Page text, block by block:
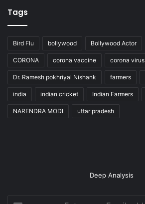
Tags
Bird Flu bollywood Bollywood Actor
CORONA corona vaccine corona virus
Dr. Ramesh pokhriyal Nishank farmers
india indian cricket Indian Farmers
NARENDRA MODI uttar pradesh
Deep Analysis